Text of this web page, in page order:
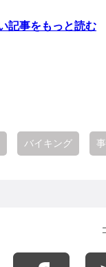
記事をもっと読む
バイキング